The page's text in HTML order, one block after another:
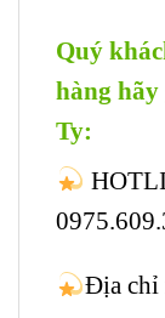
Quý
hàng hãy
Ty:
Địa chỉ